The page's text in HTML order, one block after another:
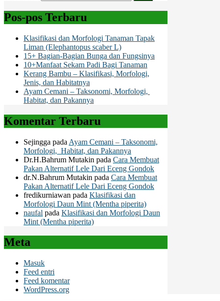
Pos-pos Terbaru
Klasifikasi dan Morfologi Tanaman Tapak
Liman (Elephantopus scaber L)
15+ Bagian-Bagian Bunga dan Fungsinya
10+Manfaat Sekam Padi Bagi Tanaman
Kerang Bambu – Klasifikasi, Morfologi,
Jenis, dan Habitatnya
Ayam Cemani – Taksonomi, Morfologi,
Habitat, dan Pakannya
Komentar Terbaru
Sejingga pada Ayam Cemani – Taksonomi,
Morfologi, Habitat, dan Pakannya
Dr.H.Bahrum Mutakin pada Cara Membuat
Pakan Alternatif Lele Dari Eceng Gondok
dr.N.Bahrum Mutakin pada Cara Membuat
Pakan Alternatif Lele Dari Eceng Gondok
fredikurniawan pada Klasifikasi dan
Morfologi Daun Mint (Mentha piperita)
naufal pada Klasifikasi dan Morfologi Daun
Mint (Mentha piperita)
Meta
Masuk
Feed entri
Feed komentar
WordPress.org